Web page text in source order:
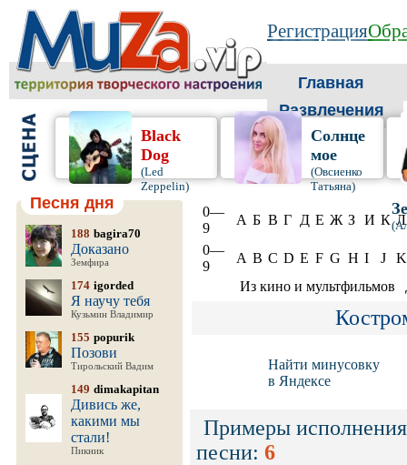
Регистрация
Главная
Развлечения
Black
Dog
(Led
Zeppelin)
Солнце
мое
(Овсиенко
Татьяна)
Песня дня
188 bagira70
Доказано
Земфира
174 igorded
Я научу тебя
Кузьмин Владимир
155 popurik
Позови
Тирольский Вадим
149 dimakapitan
Дивись же,
какими мы
стали!
Пикник
0—
9
А Б В Г Д Е Ж З И К Л
0—
9
A B C D E F G H I J
K
Из кино и мультфильмов
Найти минусовку
в Яндексе
Примеры исполнения
песни: 6